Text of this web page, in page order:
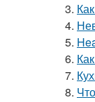
3.
4.
5.
6.
7.
8.